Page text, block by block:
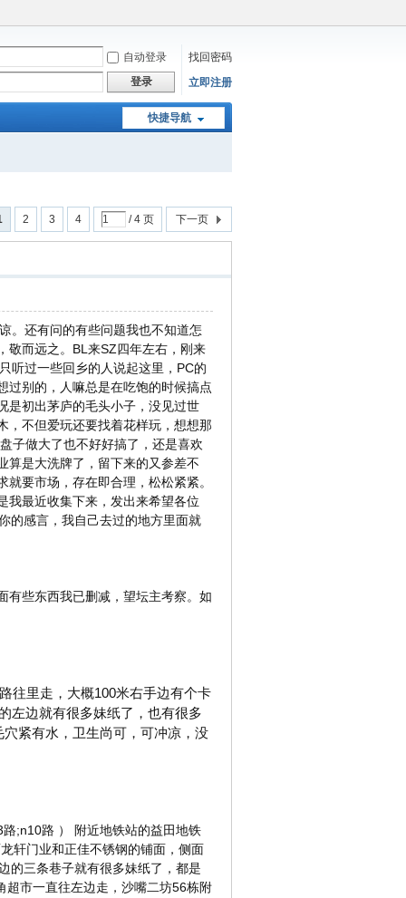
自动登录
找回密码
登录 立即注册
快捷导航
2 3 4 / 4 页 下一页
。还有问的有些问题我也不知道怎
敬而远之。BL来SZ四年左右，刚来
听过一些回乡的人说起这里，PC的
过别的，人嘛总是在吃饱的时候搞点
是初出茅庐的毛头小子，没见过世
，不但爱玩还要找着花样玩，想想那
子做大了也不好好搞了，还是喜欢
算是大洗牌了，留下来的又参差不
要市场，存在即合理，松松紧紧。
我最近收集下来，发出来希望各位
的感言，我自己去过的地方里面就
有些东西我已删减，望坛主考察。如
往里走，大概100米右手边有个卡
左边就有很多妹纸了，也有很多
紧有水，卫生尚可，可冲凉，没
;n10路 ） 附近地铁站的益田地铁
轩门业和正佳不锈钢的铺面，侧面
的三条巷子就有很多妹纸了，都是
市一直往左边走，沙嘴二坊56栋附